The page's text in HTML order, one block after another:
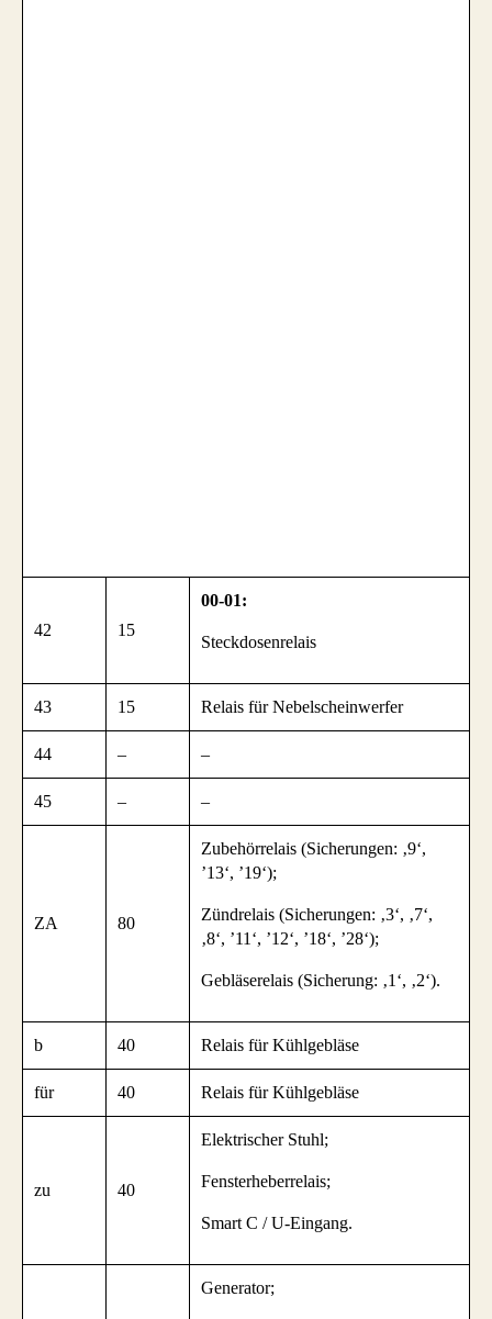
42 15
00-01:
Steckdosenrelais
43 15 Relais für Nebelscheinwerfer
44 – –
45 – –
ZA 80
Zubehörrelais (Sicherungen: ‚9‘,
’13‘, ’19‘);
Zündrelais (Sicherungen: ‚3‘, ‚7‘,
‚8‘, ’11‘, ’12‘, ’18‘, ’28‘);
Gebläserelais (Sicherung: ‚1‘, ‚2‘).
b 40 Relais für Kühlgebläse
für 40 Relais für Kühlgebläse
zu 40
Elektrischer Stuhl;
Fensterheberrelais;
Smart C / U-Eingang.
Generator;